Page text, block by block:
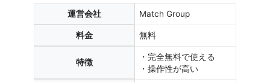
運営会社 Match Group
料金 無料
特徴
・完全無料で使える
・操作性が高い